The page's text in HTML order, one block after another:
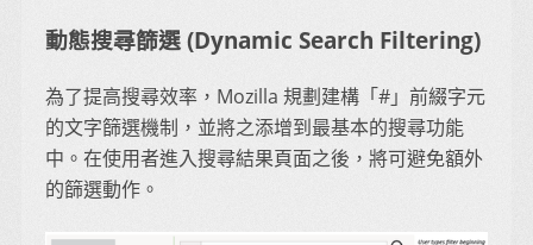
動態搜尋篩選 (Dynamic Search Filtering)
為了提高搜尋效率，Mozilla 規劃建構「#」前綴字元
的文字篩選機制，並將之添增到最基本的搜尋功能
中。在使用者進入搜尋結果頁面之後，將可避免額外
的篩選動作。